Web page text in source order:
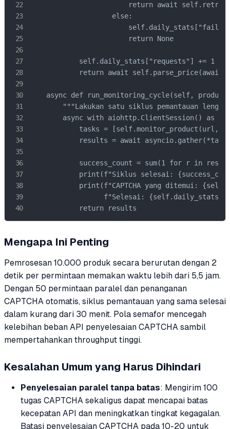
return await
                    else:
                        return None
            self.daily_stats["requests"] += 1
return await self.parse_price(await
async def run_monitoring_cycle(self,
"""Lakukan satu siklus pemantauan
async with aiohttp.ClientSession() as
tasks = [self.monitor_product(url,
results = await
success_count = sum(1 for r in
print(f"Siklus selesai:
print(f"CAPTCHA yang ditemui:
f"Selesai:
            return results
Mengapa Ini Penting
Pemrosesan 10.000 produk secara berurutan dengan 2
detik per permintaan memakan waktu lebih dari 5,5 jam.
Dengan 50 permintaan paralel dan penanganan
CAPTCHA otomatis, siklus pemantauan yang sama selesai
dalam kurang dari 30 menit. Pola semafor mencegah
kelebihan beban API penyelesaian CAPTCHA sambil
mempertahankan throughput tinggi.
Kesalahan Umum yang Harus Dihindari
Penyelesaian paralel tanpa batas: Mengirim 100
tugas CAPTCHA sekaligus dapat mencapai batas
kecepatan API dan meningkatkan tingkat kegagalan.
Batasi penyelesaian CAPTCHA pada 10-20 untuk